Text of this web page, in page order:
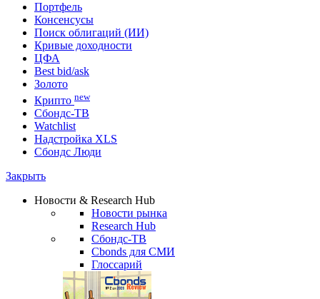
Портфель
Консенсусы
Поиск облигаций (ИИ)
Кривые доходности
ЦФА
Best bid/ask
Золото
Крипто new
Сбондс-ТВ
Watchlist
Надстройка XLS
Сбондс Люди
Закрыть
Новости & Research Hub
Новости рынка
Research Hub
Сбондс-ТВ
Cbonds для СМИ
Глоссарий